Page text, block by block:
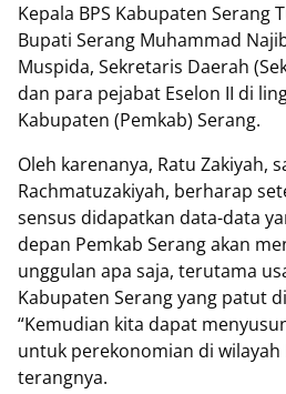
Kepala BPS Kabupaten Serang
Bupati Serang Muhammad
Muspida, Sekretaris Daerah
dan para pejabat Eselon II di
Kabupaten (Pemkab) Serang.
Oleh karenanya, Ratu Zakiyah,
Rachmatuzakiyah, berharap
sensus didapatkan data-data
depan Pemkab Serang akan
unggulan apa saja, terutama
Kabupaten Serang yang patut
“Kemudian kita dapat
untuk perekonomian di wilayah
terangnya.